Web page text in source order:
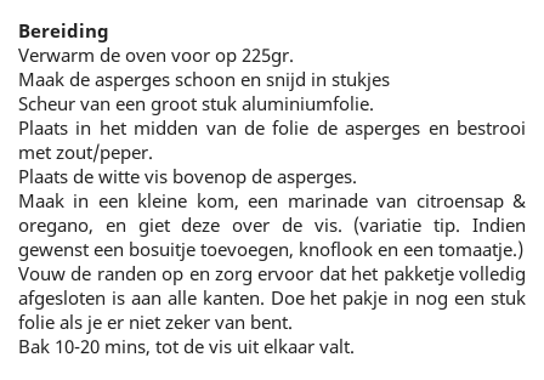
Bereiding
Verwarm de oven voor op 225gr.
Maak de asperges schoon en snijd in stukjes
Scheur van een groot stuk aluminiumfolie.
Plaats in het midden van de folie de asperges en bestrooi
met zout/peper.
Plaats de witte vis bovenop de asperges.
Maak in een kleine kom, een marinade van citroensap &
oregano, en giet deze over de vis. (variatie tip. Indien
gewenst een bosuitje toevoegen, knoflook en een tomaatje.)
Vouw de randen op en zorg ervoor dat het pakketje volledig
afgesloten is aan alle kanten. Doe het pakje in nog een stuk
folie als je er niet zeker van bent.
Bak 10-20 mins, tot de vis uit elkaar valt.